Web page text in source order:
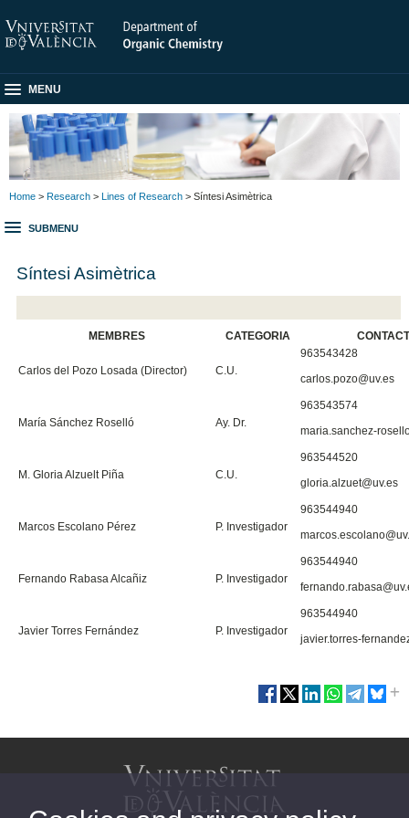
MENU
Home > Research > Lines of Research > Síntesi Asimètrica
SUBMENU
Síntesi Asimètrica
MEMBRES CATEGORIA
Carlos del Pozo Losada (Director) C.U.
963543428
carlos.pozo@uv.es
María Sánchez Roselló Ay. Dr.
963543574
maria.sanchez-
M. Gloria Alzuelt Piña C.U.
963544520
gloria.alzuet@uv.es
Marcos Escolano Pérez P. Investigador
963544940
Fernando Rabasa Alcañiz P. Investigador
963544940
Javier Torres Fernández P. Investigador
963544940
javier.torres-